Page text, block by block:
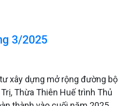
3/2025
xây dựng mở rộng đường bộ
Thừa Thiên Huế trình Thủ